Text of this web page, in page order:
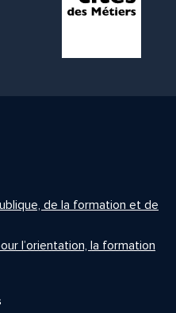
de la formation et de
l’orientation, la formation